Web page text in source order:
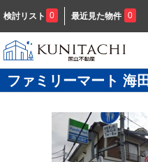
検討リスト 0 最近見た物件 0
ファミリーマート 海